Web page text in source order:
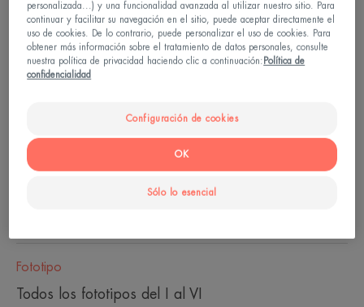
Complejo exclusivo de activos de protección
Sunsitive®
Fotoprotector, antioxidante y agente matificante.
Fototipo
Todos los fototipos del I al VI
personalizada...) y una funcionalidad avanzada al utilizar nuestro sitio. Para
continuar y facilitar su navegación en el sitio, puede aceptar directamente el
uso de cookies. De lo contrario, puede personalizar el uso de cookies. Para
obtener más información sobre el tratamiento de datos personales, consulte
nuestra política de privacidad haciendo clic a continuación: Política de
confidencialidad
Configuración de cookies
Sólo lo esencial
OK